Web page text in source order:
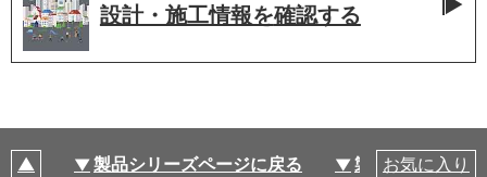
設計・施工情報を確認する
製品シリーズページに戻る 製品仕様
お気に入り